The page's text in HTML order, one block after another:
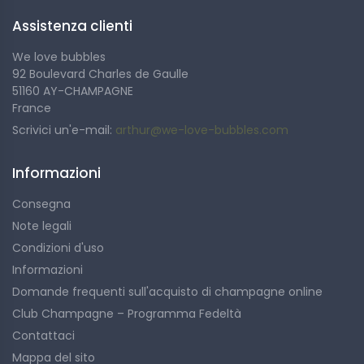
La firma Bonnet-Gilmert
Il suo marchio distintivo di champagne si basa su
un'instancabile ricerca dell'eccellenza. Ogni bottiglia è il
culmine di una tradizione secolare unita a una
competenza innovativa, garanzia di una qualità
Impegni sostenibili dello
champagne
Al di là della qualità dei suoi champagne, la casa di
champagne Bonnet-Gilmert si impegna per un
approccio sostenibile. Dalla vigna alla cantina, lavora
ogni giorno per ridurre al minimo il proprio impatto
Assistenza clienti
We love bubbles
92 Boulevard Charles de Gaulle
51160 AY-CHAMPAGNE
France
Scrivici un'e-mail: arthur@we-love-bubbles.com
Informazioni
Consegna
Note legali
Condizioni d'uso
Informazioni
Domande frequenti sull'acquisto di champagne online
Club Champagne – Programma Fedeltà
Contattaci
Mappa del sito